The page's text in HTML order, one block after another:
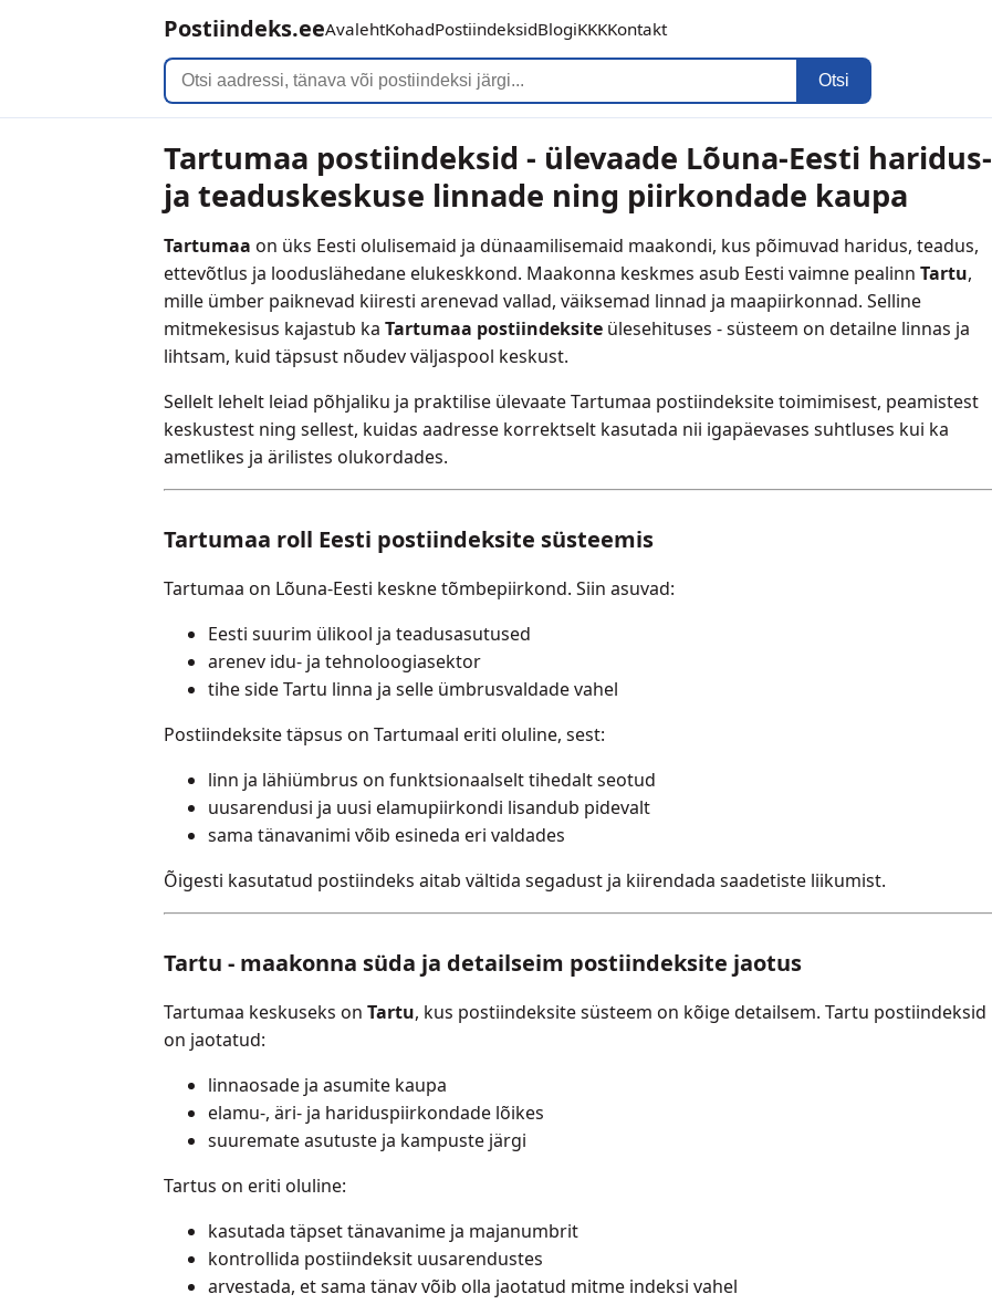
Postiindeks.eeAvalehtKohadPostiindeksidBlogiKKKKontakt
Otsi
Tartumaa postiindeksid - ülevaade Lõuna-Eesti haridus-
ja teaduskeskuse linnade ning piirkondade kaupa
Tartumaa on üks Eesti olulisemaid ja dünaamilisemaid maakondi, kus põimuvad haridus, teadus,
ettevõtlus ja looduslähedane elukeskkond. Maakonna keskmes asub Eesti vaimne pealinn Tartu,
mille ümber paiknevad kiiresti arenevad vallad, väiksemad linnad ja maapiirkonnad. Selline
mitmekesisus kajastub ka Tartumaa postiindeksite ülesehituses - süsteem on detailne linnas ja
lihtsam, kuid täpsust nõudev väljaspool keskust.
Sellelt lehelt leiad põhjaliku ja praktilise ülevaate Tartumaa postiindeksite toimimisest, peamistest
keskustest ning sellest, kuidas aadresse korrektselt kasutada nii igapäevases suhtluses kui ka
ametlikes ja ärilistes olukordades.
Tartumaa roll Eesti postiindeksite süsteemis
Tartumaa on Lõuna-Eesti keskne tõmbepiirkond. Siin asuvad:
Eesti suurim ülikool ja teadusasutused
arenev idu- ja tehnoloogiasektor
tihe side Tartu linna ja selle ümbrusvaldade vahel
Postiindeksite täpsus on Tartumaal eriti oluline, sest:
linn ja lähiümbrus on funktsionaalselt tihedalt seotud
uusarendusi ja uusi elamupiirkondi lisandub pidevalt
sama tänavanimi võib esineda eri valdades
Õigesti kasutatud postiindeks aitab vältida segadust ja kiirendada saadetiste liikumist.
Tartu - maakonna süda ja detailseim postiindeksite jaotus
Tartumaa keskuseks on Tartu, kus postiindeksite süsteem on kõige detailsem. Tartu postiindeksid
on jaotatud:
linnaosade ja asumite kaupa
elamu-, äri- ja hariduspiirkondade lõikes
suuremate asutuste ja kampuste järgi
Tartus on eriti oluline:
kasutada täpset tänavanime ja majanumbrit
kontrollida postiindeksit uusarendustes
arvestada, et sama tänav võib olla jaotatud mitme indeksi vahel